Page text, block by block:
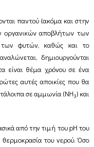
παντού (ακόμα και στην
οργανικών αποβλήτων των
φυτών, καθώς και το
δημιουργούνται
είναι θέμα χρόνου σε ένα
αυτές αποικίες που θα
σε αμμωνία (ΝΗ3) και
από την τιμή του pH του
του νερού. Όσο